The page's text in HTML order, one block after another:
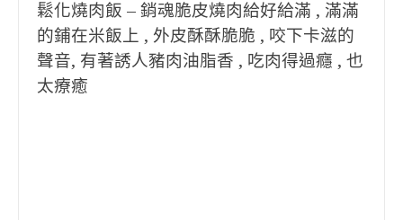
鬆化燒肉飯 – 銷魂脆皮燒肉給好給滿 , 滿滿
的鋪在米飯上 , 外皮酥酥脆脆 , 咬下卡滋的
聲音, 有著誘人豬肉油脂香 , 吃肉得過癮 , 也
太療癒